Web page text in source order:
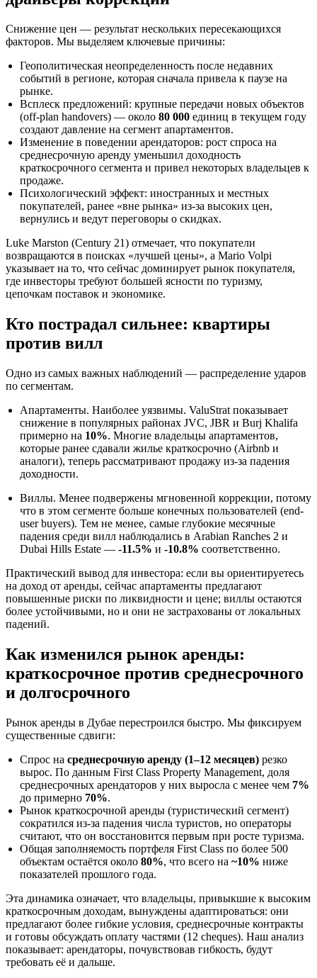
Снижение цен — результат нескольких пересекающихся
факторов. Мы выделяем ключевые причины:
Геополитическая неопределенность после недавних
событий в регионе, которая сначала привела к паузе на
рынке.
Всплеск предложений: крупные передачи новых объектов
(off-plan handovers) — около 80 000 единиц в текущем году
создают давление на сегмент апартаментов.
Изменение в поведении арендаторов: рост спроса на
среднесрочную аренду уменьшил доходность
краткосрочного сегмента и привел некоторых владельцев к
продаже.
Психологический эффект: иностранных и местных
покупателей, ранее «вне рынка» из‑за высоких цен,
вернулись и ведут переговоры о скидках.
Luke Marston (Century 21) отмечает, что покупатели
возвращаются в поисках «лучшей цены», а Mario Volpi
указывает на то, что сейчас доминирует рынок покупателя,
где инвесторы требуют большей ясности по туризму,
цепочкам поставок и экономике.
Кто пострадал сильнее: квартиры
против вилл
Одно из самых важных наблюдений — распределение ударов
по сегментам.
Апартаменты. Наиболее уязвимы. ValuStrat показывает
снижение в популярных районах JVC, JBR и Burj Khalifa
примерно на 10%. Многие владельцы апартаментов,
которые ранее сдавали жилье краткосрочно (Airbnb и
аналоги), теперь рассматривают продажу из‑за падения
доходности.
Виллы. Менее подвержены мгновенной коррекции, потому
что в этом сегменте больше конечных пользователей (end-
user buyers). Тем не менее, самые глубокие месячные
падения среди вилл наблюдались в Arabian Ranches 2 и
Dubai Hills Estate — -11.5% и -10.8% соответственно.
Практический вывод для инвестора: если вы ориентируетесь
на доход от аренды, сейчас апартаменты предлагают
повышенные риски по ликвидности и цене; виллы остаются
более устойчивыми, но и они не застрахованы от локальных
падений.
Как изменился рынок аренды:
краткосрочное против среднесрочного
и долгосрочного
Рынок аренды в Дубае перестроился быстро. Мы фиксируем
существенные сдвиги:
Спрос на среднесрочную аренду (1–12 месяцев) резко
вырос. По данным First Class Property Management, доля
среднесрочных арендаторов у них выросла с менее чем 7%
до примерно 70%.
Рынок краткосрочной аренды (туристический сегмент)
сократился из‑за падения числа туристов, но операторы
считают, что он восстановится первым при росте туризма.
Общая заполняемость портфеля First Class по более 500
объектам остаётся около 80%, что всего на ~10% ниже
показателей прошлого года.
Эта динамика означает, что владельцы, привыкшие к высоким
краткосрочным доходам, вынуждены адаптироваться: они
предлагают более гибкие условия, среднесрочные контракты
и готовы обсуждать оплату частями (12 cheques). Наш анализ
показывает: арендаторы, почувствовав гибкость, будут
требовать её и дальше.